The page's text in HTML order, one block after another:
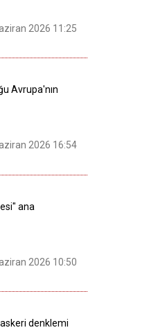
2026 11:25
Avrupa'nın
2026 16:54
ana
2026 10:50
denklemi